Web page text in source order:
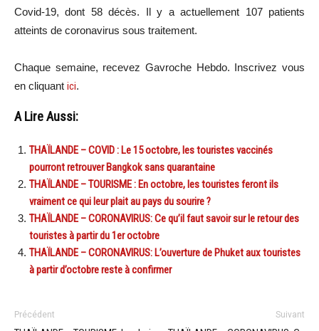
Covid-19, dont 58 décès. Il y a actuellement 107 patients
atteints de coronavirus sous traitement.
Chaque semaine, recevez Gavroche Hebdo. Inscrivez vous
en cliquant ici.
A Lire Aussi:
THAÏLANDE – COVID : Le 15 octobre, les touristes vaccinés
pourront retrouver Bangkok sans quarantaine
THAÏLANDE – TOURISME : En octobre, les touristes feront ils
vraiment ce qui leur plait au pays du sourire ?
THAÏLANDE – CORONAVIRUS: Ce qu’il faut savoir sur le retour des
touristes à partir du 1er octobre
THAÏLANDE – CORONAVIRUS: L’ouverture de Phuket aux touristes
à partir d’octobre reste à confirmer
Précédent Suivant